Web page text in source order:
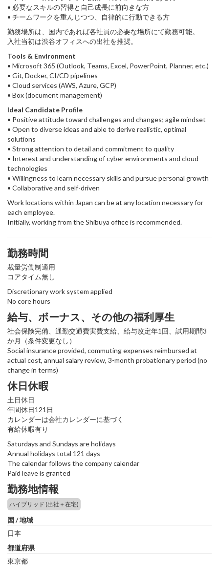
• 必要なスキルの習得と自己成長に前向きな方
• チームワークを重んじつつ、自律的に行動できる方
勤務場所は、国内であれば各社員の必要な場所にて勤務可能。
入社当初は渋谷オフィスへの出社を推奨。
Tools & Environment
• Microsoft 365 (Outlook, Teams, Excel, PowerPoint, Planner, etc.)
• Git, Docker, CI/CD pipelines
• Cloud services (AWS, Azure, GCP)
• Box (document management)
Ideal Candidate Profile
• Positive attitude toward challenges and changes; agile mindset
• Open to diverse ideas and able to derive realistic, optimal
solutions
• Strong attention to detail and commitment to quality
• Interest and understanding of cyber environments and cloud
technologies
• Willingness to learn necessary skills and pursue personal growth
• Collaborative and self-driven
Work locations within Japan can be at any location necessary for
each employee.
Initially, working from the Shibuya office is recommended.
勤務時間
裁量労働制適用
コアタイム無し
Discretionary work system applied
No core hours
給与、ボーナス、その他の福利厚生
社会保険完備、通勤交通費実費支給、給与改定年1回、試用期間3
か月（条件変更なし）
Social insurance provided, commuting expenses reimbursed at
actual cost, annual salary review, 3-month probationary period (no
change in terms)
休日休暇
土日休日
年間休日121日
カレンダーは会社カレンダーに基づく
有給休暇有り
Saturdays and Sundays are holidays
Annual holidays total 121 days
The calendar follows the company calendar
Paid leave is granted
勤務地情報
ハイブリッド (出社＋在宅)
国 / 地域
日本
都道府県
東京都